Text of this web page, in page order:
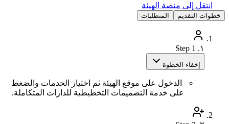
انتقل إلى منصة الهيئة
خطوات التقديم المتطلبات
١. Step 1
إخفاء الخطوة
الدخول على موقع الهيئة ثم اختيار الخدمات والضغط
على خدمة التصميمات التخطيطية للدارات المتكاملة.